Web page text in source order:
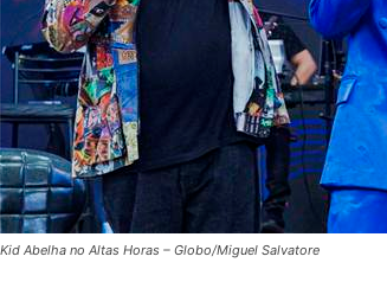
Kid Abelha no Altas Horas – Globo/Miguel Salvatore